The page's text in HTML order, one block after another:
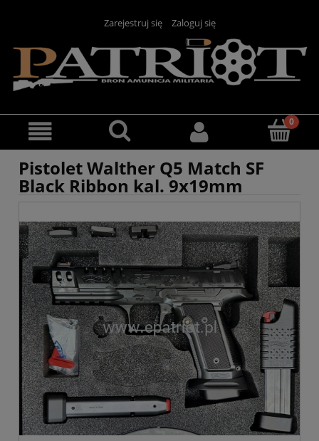
Zarejestruj się Zaloguj się
Pistolet Walther Q5 Match SF
Black Ribbon kal. 9x19mm